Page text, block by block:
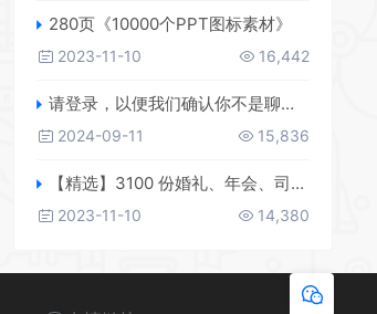
280页《10000个PPT图标素材》
2023-11-10 16,442
请登录，以便我们确认你不是聊天机器人
2024-09-11 15,836
【精选】3100 份婚礼、年会、司仪主持人、台词稿、节日生日、晚会、开场、开场白素材
2023-11-10 14,380